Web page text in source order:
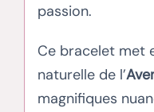
passion.
Ce bracelet met
naturelle de l’
magnifiques